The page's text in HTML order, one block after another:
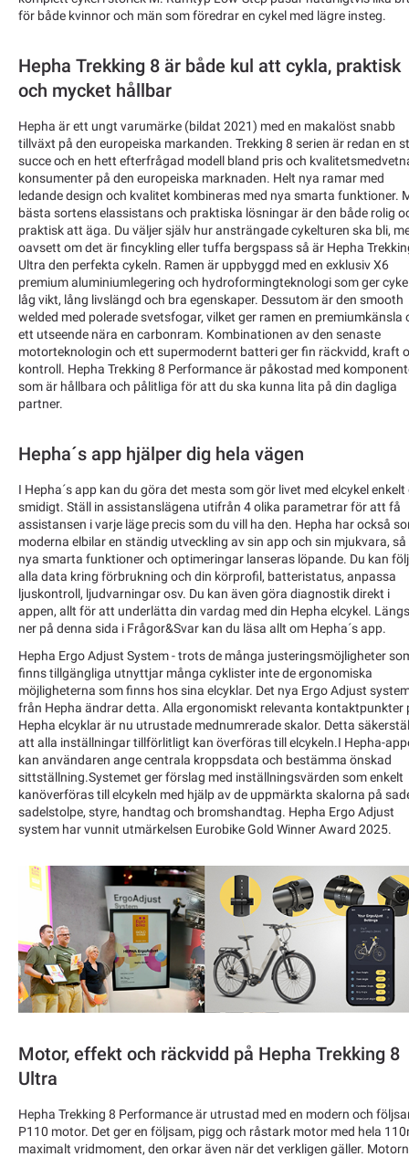
för både kvinnor och män som föredrar en cykel med lägre insteg.
Hepha Trekking 8 är både kul att cykla, praktisk
och mycket hållbar
Hepha är ett ungt varumärke (bildat 2021) med en makalöst snabb
tillväxt på den europeiska markanden. Trekking 8 serien är redan en
succe och en hett efterfrågad modell bland pris och
konsumenter på den europeiska marknaden. Helt nya ramar med
ledande design och kvalitet kombineras med nya smarta funktioner.
bästa sortens elassistans och praktiska lösningar är den både rolig
praktisk att äga. Du väljer själv hur ansträngade cykelturen ska bli,
oavsett om det är fincykling eller tuffa bergspass så är Hepha
Ultra den perfekta cykeln. Ramen är uppbyggd med en exklusiv X6
premium aluminiumlegering och hydroformingteknologi som ger
låg vikt, lång livslängd och bra egenskaper. Dessutom är den smooth
welded med polerade svetsfogar, vilket ger ramen en premiumkänsla
ett utseende nära en carbonram. Kombinationen av den senaste
motorteknologin och ett supermodernt batteri ger fin räckvidd, kraft
kontroll. Hepha Trekking 8 Performance är påkostad med
som är hållbara och pålitliga för att du ska kunna lita på din dagliga
partner.
Hepha´s app hjälper dig hela vägen
I Hepha´s app kan du göra det mesta som gör livet med elcykel enkelt
smidigt. Ställ in assistanslägena utifrån 4 olika parametrar för att få
assistansen i varje läge precis som du vill ha den. Hepha har också
moderna elbilar en ständig utveckling av sin app och sin mjukvara, så
nya smarta funktioner och optimeringar lanseras löpande. Du kan
alla data kring förbrukning och din körprofil, batteristatus, anpassa
ljuskontroll, ljudvarningar osv. Du kan även göra diagnostik direkt i
appen, allt för att underlätta din vardag med din Hepha elcykel.
ner på denna sida i Frågor&Svar kan du läsa allt om Hepha´s app.
Hepha Ergo Adjust System - trots de många justeringsmöjligheter
finns tillgängliga utnyttjar många cyklister inte de ergonomiska
möjligheterna som finns hos sina elcyklar. Det nya Ergo Adjust
från Hepha ändrar detta. Alla ergonomiskt relevanta kontaktpunkter
Hepha elcyklar är nu utrustade mednumrerade skalor. Detta
att alla inställningar tillförlitligt kan överföras till elcykeln.I Hepha-
kan användaren ange centrala kroppsdata och bestämma önskad
sittställning.Systemet ger förslag med inställningsvärden som enkelt
kanöverföras till elcykeln med hjälp av de uppmärkta skalorna på
sadelstolpe, styre, handtag och bromshandtag. Hepha Ergo Adjust
system har vunnit utmärkelsen Eurobike Gold Winner Award 2025.
Motor, effekt och räckvidd på Hepha Trekking 8
Ultra
Hepha Trekking 8 Performance är utrustad med en modern och
P110 motor. Det ger en följsam, pigg och råstark motor med hela
maximalt vridmoment, den orkar även när det verkligen gäller.